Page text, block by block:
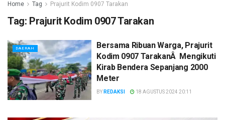
Home Tag Prajurit Kodim 0907 Tarakan
Tag: Prajurit Kodim 0907 Tarakan
DAERAH
Bersama Ribuan Warga, Prajurit
Kodim 0907 TarakanÂ Mengikuti
Kirab Bendera Sepanjang 2000
Meter
BY REDAKSI 18 AGUSTUS 2024 20:11